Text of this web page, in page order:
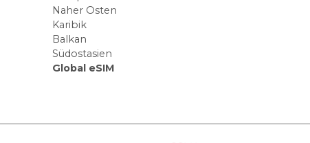
Naher Osten
Karibik
Balkan
Südostasien
Global eSIM